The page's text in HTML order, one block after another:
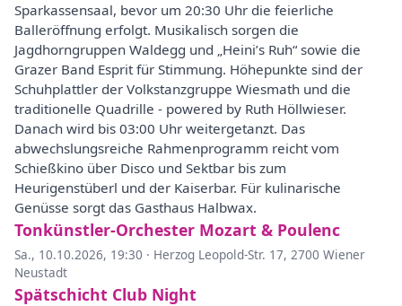
Sparkassensaal, bevor um 20:30 Uhr die feierliche
Balleröffnung erfolgt. Musikalisch sorgen die
Jagdhorngruppen Waldegg und „Heini’s Ruh“ sowie die
Grazer Band Esprit für Stimmung. Höhepunkte sind der
Schuhplattler der Volkstanzgruppe Wiesmath und die
traditionelle Quadrille - powered by Ruth Höllwieser.
Danach wird bis 03:00 Uhr weitergetanzt. Das
abwechslungsreiche Rahmenprogramm reicht vom
Schießkino über Disco und Sektbar bis zum
Heurigenstüberl und der Kaiserbar. Für kulinarische
Genüsse sorgt das Gasthaus Halbwax.
Tonkünstler-Orchester Mozart & Poulenc
Sa., 10.10.2026, 19:30 · Herzog Leopold-Str. 17, 2700 Wiener
Neustadt
Spätschicht Club Night